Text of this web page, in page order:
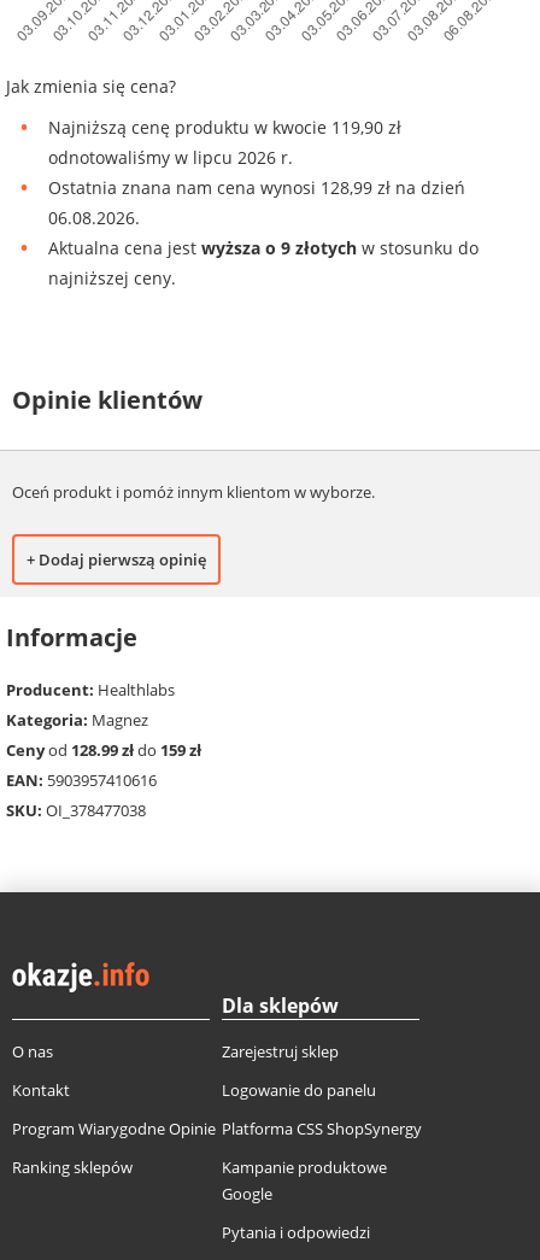
Jak zmienia się cena?
Najniższą cenę produktu w kwocie 119,90 zł
odnotowaliśmy w lipcu 2026 r.
Ostatnia znana nam cena wynosi 128,99 zł na dzień
06.08.2026.
Aktualna cena jest wyższa o 9 złotych w stosunku do
najniższej ceny.
Opinie klientów
Oceń produkt i pomóż innym klientom w wyborze.
+ Dodaj pierwszą opinię
Informacje
Producent: Healthlabs
Kategoria: Magnez
Cenyod 128.99 złdo 159 zł
EAN: 5903957410616
SKU: OI_378477038
O nas
Kontakt
Program Wiarygodne Opinie
Ranking sklepów
Dla sklepów
Zarejestruj sklep
Logowanie do panelu
Platforma CSS ShopSynergy
Kampanie produktowe
Google
Pytania i odpowiedzi